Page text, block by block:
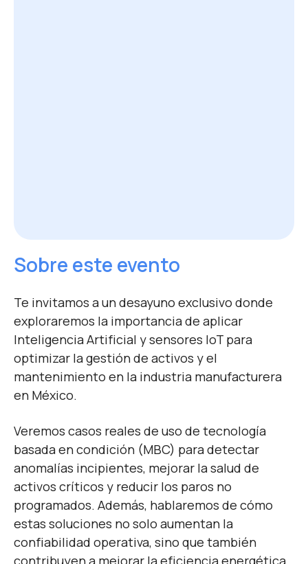
Sobre este evento
Te invitamos a un desayuno exclusivo donde
exploraremos la importancia de aplicar
Inteligencia Artificial y sensores IoT para
optimizar la gestión de activos y el
mantenimiento en la industria manufacturera
en México.
Veremos casos reales de uso de tecnología
basada en condición (MBC) para detectar
anomalías incipientes, mejorar la salud de
activos críticos y reducir los paros no
programados. Además, hablaremos de cómo
estas soluciones no solo aumentan la
confiabilidad operativa, sino que también